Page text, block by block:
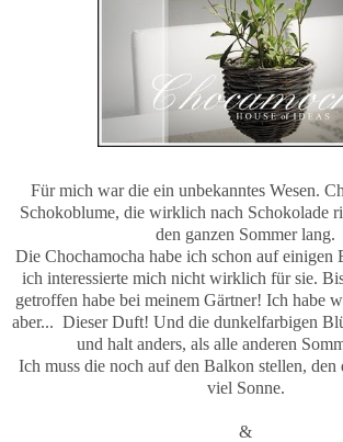
Für mich war die ein unbekanntes Wesen.
Schokoblume, die wirklich nach Schokolade
den ganzen Sommer lang.
Die Chochamocha habe ich schon auf einigen
ich interessierte mich nicht wirklich für sie.
getroffen habe bei meinem Gärtner! Ich habe
aber... Dieser Duft! Und die dunkelfarbigen
und halt anders, als alle anderen
Ich muss die noch auf den Balkon stellen, den
viel Sonne.
&